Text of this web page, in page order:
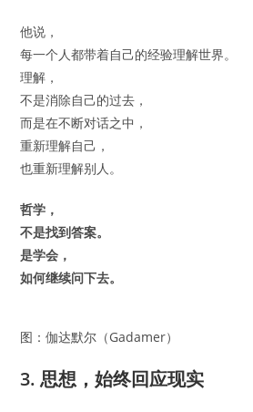
他说，
每一个人都带着自己的经验理解世界。
理解，
不是消除自己的过去，
而是在不断对话之中，
重新理解自己，
也重新理解别人。
哲学，
不是找到答案。
是学会，
如何继续问下去。
图：伽达默尔（Gadamer）
3. 思想，始终回应现实